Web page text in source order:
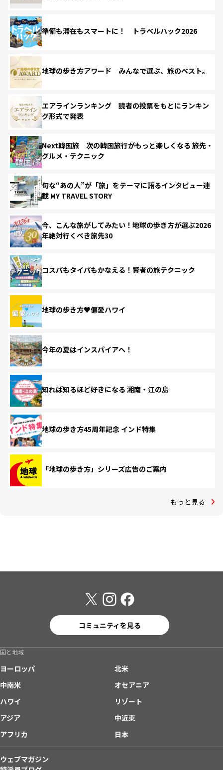
準備も滞在もスマートに！ トラベルハック2026
地球の歩き方アワード みんなで選ぶ、旅のベスト。
エアラインランキング 読者の投票をもとにランキン
グ形式で発表
Next韓国旅 次の韓国旅行がもっと楽しくなる 旅先・
グルメ・テクニック
旬な“あの人”が「旅」をテーマに語るインタビュー連
載 MY TRAVEL STORY
今、こんな旅がしてみたい！地球の歩き方が選ぶ2026
年絶対行くべき旅先30
コスパもタイパもかなえる！賢者の旅テクニック
地球の歩き方♥偏愛ハワイ
今年の夏はインスパイアへ！
知れば知るほど好きになる 湘南・江の島
地球の歩き方45周年記念 インド特集
「地球の歩き方」シリーズ広告のご案内
もっと見る
コミュニティを見る
国と地域
ヨーロッパ
北米
中南米
オセアニア
ハワイ
リゾート
アジア
中近東
アフリカ
日本
ウェブマガジン